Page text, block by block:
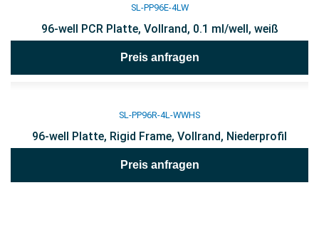
SL-PP96E-4LW
96-well PCR Platte, Vollrand, 0.1 ml/well, weiß
Preis anfragen
SL-PP96R-4L-WWHS
96-well Platte, Rigid Frame, Vollrand, Niederprofil
Preis anfragen